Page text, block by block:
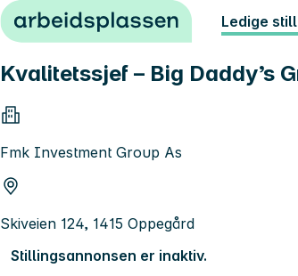
Hopp til innhold Ledige
Kvalitetssjef – Big Daddy’s
Fmk Investment Group As
Skiveien 124, 1415 Oppegård
Stillingsannonsen er inaktiv.